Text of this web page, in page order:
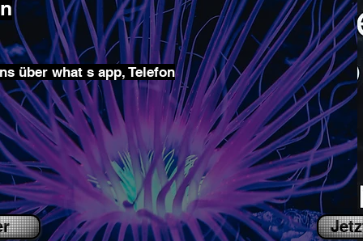
über what s app, Telefon